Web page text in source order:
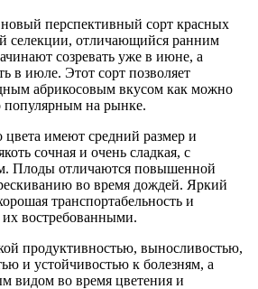
перспективный сорт красных
селекции, отличающийся ранним
созревать уже в июне, а
в июле. Этот сорт позволяет
абрикосовым вкусом как можно
популярным на рынке.
имеют средний размер и
сочная и очень сладкая, с
Плоды отличаются повышенной
во время дождей. Яркий
транспортабельность и
их востребованными.
продуктивностью, выносливостью,
и устойчивостью к болезням, а
видом во время цветения и